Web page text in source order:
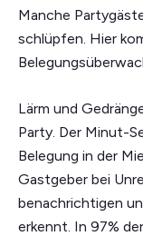
Manche
schlüpfen. Hier
Lärm und
Party. Der Minut-
Belegung in der
Gastgeber bei
benachrichtigen
erkennt. In 97%